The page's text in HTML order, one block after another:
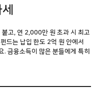
고, 연 2,000만 원 초과 시 최고
드는 납입 한도 2억 원 안에서
. 금융소득이 많은 분들에게 특히